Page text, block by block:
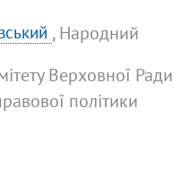
, Народний
Верховної Ради
політики